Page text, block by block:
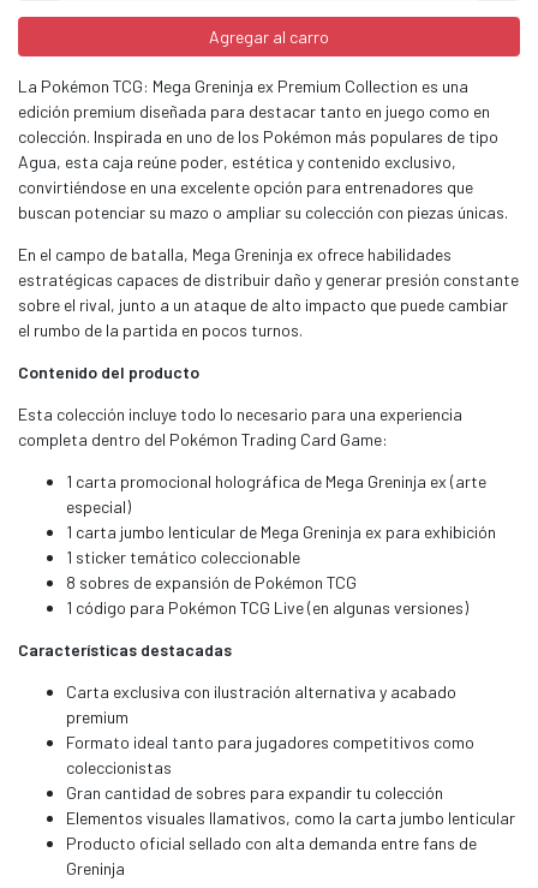
Agregar al carro
La Pokémon TCG: Mega Greninja ex Premium Collection es una
edición premium diseñada para destacar tanto en juego como en
colección. Inspirada en uno de los Pokémon más populares de tipo
Agua, esta caja reúne poder, estética y contenido exclusivo,
convirtiéndose en una excelente opción para entrenadores que
buscan potenciar su mazo o ampliar su colección con piezas únicas.
En el campo de batalla, Mega Greninja ex ofrece habilidades
estratégicas capaces de distribuir daño y generar presión constante
sobre el rival, junto a un ataque de alto impacto que puede cambiar
el rumbo de la partida en pocos turnos.
Contenido del producto
Esta colección incluye todo lo necesario para una experiencia
completa dentro del Pokémon Trading Card Game:
1 carta promocional holográfica de Mega Greninja ex (arte
especial)
1 carta jumbo lenticular de Mega Greninja ex para exhibición
1 sticker temático coleccionable
8 sobres de expansión de Pokémon TCG
1 código para Pokémon TCG Live (en algunas versiones)
Características destacadas
Carta exclusiva con ilustración alternativa y acabado
premium
Formato ideal tanto para jugadores competitivos como
coleccionistas
Gran cantidad de sobres para expandir tu colección
Elementos visuales llamativos, como la carta jumbo lenticular
Producto oficial sellado con alta demanda entre fans de
Greninja